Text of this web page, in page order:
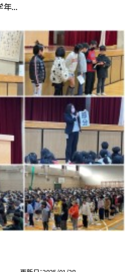
年...